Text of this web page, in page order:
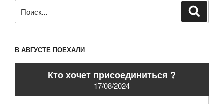
В АВГУСТЕ ПОЕХАЛИ
Кто хочет присоединиться ?
17/08/2024